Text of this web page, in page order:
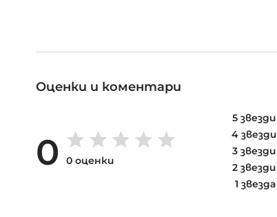
Оценки и коментари
0 0 оценки
5 звезди
4 звезди
3 звезди
2 звезди
1 звезда